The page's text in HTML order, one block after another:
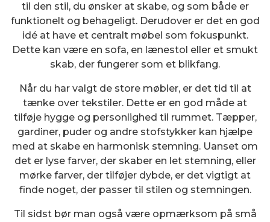
til den stil, du ønsker at skabe, og som både er
funktionelt og behageligt. Derudover er det en god
idé at have et centralt møbel som fokuspunkt.
Dette kan være en sofa, en lænestol eller et smukt
skab, der fungerer som et blikfang.
Når du har valgt de store møbler, er det tid til at
tænke over tekstiler. Dette er en god måde at
tilføje hygge og personlighed til rummet. Tæpper,
gardiner, puder og andre stofstykker kan hjælpe
med at skabe en harmonisk stemning. Uanset om
det er lyse farver, der skaber en let stemning, eller
mørke farver, der tilføjer dybde, er det vigtigt at
finde noget, der passer til stilen og stemningen.
Til sidst bør man også være opmærksom på små